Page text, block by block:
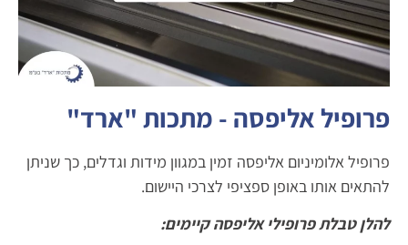
פרופיל אליפסה - מתכות "ארד"
פרופיל אלומיניום אליפסה זמין במגוון מידות וגדלים, כך שניתן
להתאים אותו באופן ספציפי לצרכי היישום.
להלן טבלת פרופילי אליפסה קיימים: